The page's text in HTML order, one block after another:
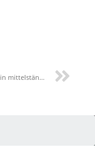
Datenschutz in mittelständischen Unternehmen